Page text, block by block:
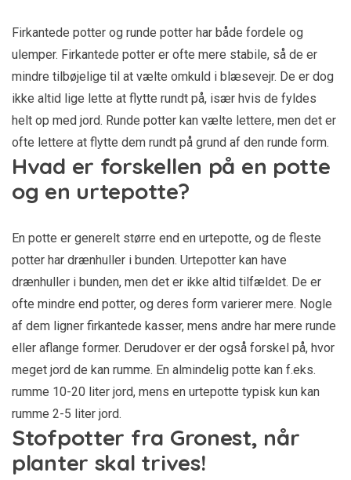
Firkantede potter og runde potter har både fordele og
ulemper. Firkantede potter er ofte mere stabile, så de er
mindre tilbøjelige til at vælte omkuld i blæsevejr. De er dog
ikke altid lige lette at flytte rundt på, især hvis de fyldes
helt op med jord. Runde potter kan vælte lettere, men det er
ofte lettere at flytte dem rundt på grund af den runde form.
Hvad er forskellen på en potte
og en urtepotte?
En potte er generelt større end en urtepotte, og de fleste
potter har drænhuller i bunden. Urtepotter kan have
drænhuller i bunden, men det er ikke altid tilfældet. De er
ofte mindre end potter, og deres form varierer mere. Nogle
af dem ligner firkantede kasser, mens andre har mere runde
eller aflange former. Derudover er der også forskel på, hvor
meget jord de kan rumme. En almindelig potte kan f.eks.
rumme 10-20 liter jord, mens en urtepotte typisk kun kan
rumme 2-5 liter jord.
Stofpotter fra Gronest, når
planter skal trives!